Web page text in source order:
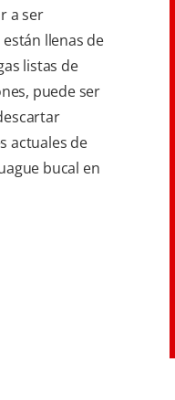
a ser
llenas de
listas de
puede ser
actuales de
bucal en